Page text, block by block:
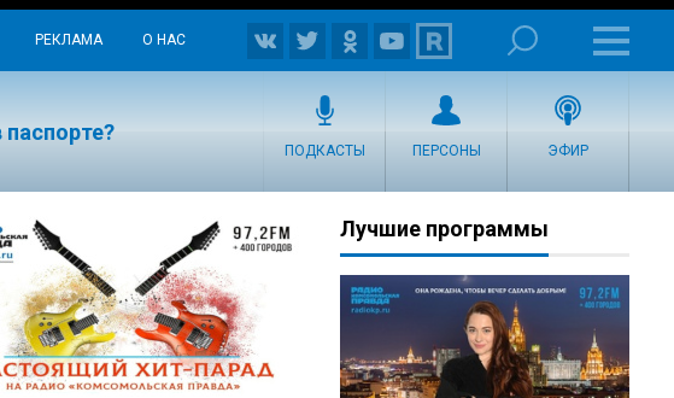
РЕКЛАМА О НАС
ПОДКАСТЫ ПЕРСОНЫ ЭФИР
Лучшие программы